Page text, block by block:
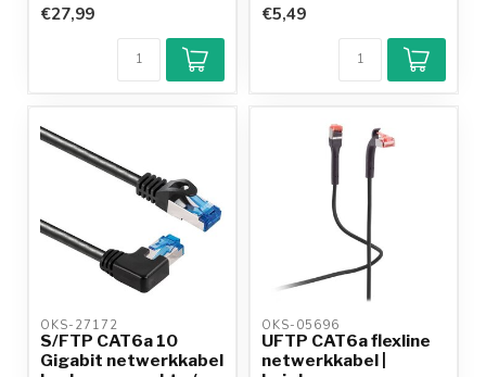
€27,99 €5,49
OKS-27172
S/FTP CAT6a 10
Gigabit netwerkkabel
OKS-05696
UFTP CAT6a flexline
netwerkkabel |